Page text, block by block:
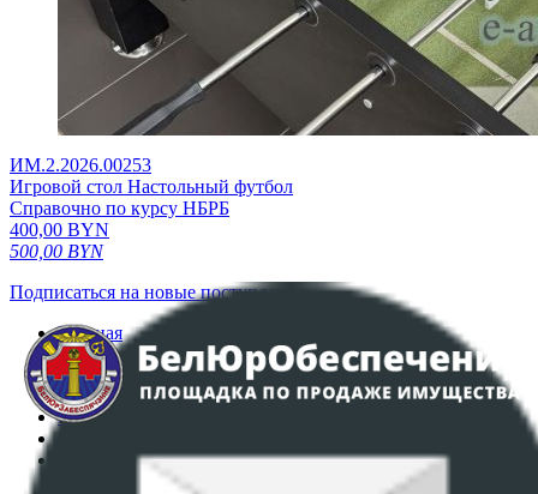
ИМ.2.2026.00253
Игровой стол Настольный футбол
Справочно по курсу НБРБ
400,00 BYN
500,00 BYN
Подписаться на новые поступления
Главная
Аукционы
Интернет-магазин
Регламент организации и проведения торгов
Политика в отношении обработки персональных